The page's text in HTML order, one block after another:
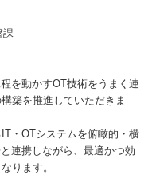
課
を動かすOT技術をうまく連
築を推進していただきま
・OTシステムを俯瞰的・横
連携しながら、最適かつ効
ります。